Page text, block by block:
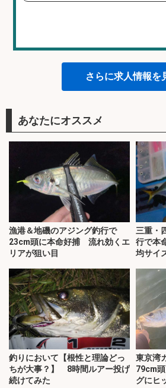
さらに求人情報を
あなたにオススメ
漁港＆地磯のアジング釣行で
23cm頭に本命好捕 流れ効くエ
リアが狙い目
三重・
行で本
均サイ
釣りにおいて【根性と理論どっ
ちが大事？】 8時間ルアー投げ
続けてみた
東京湾
79cm
グにヒ